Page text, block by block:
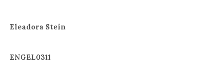
Eleadora Stein
ENGEL0311